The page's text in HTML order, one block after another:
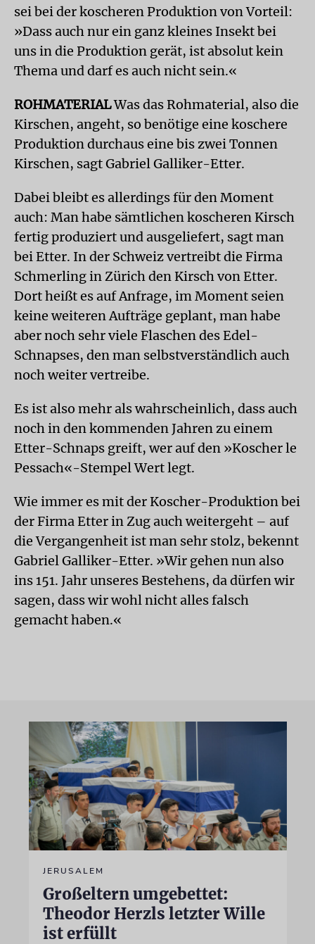
sei bei der koscheren Produktion von Vorteil:
»Dass auch nur ein ganz kleines Insekt bei
uns in die Produktion gerät, ist absolut kein
Thema und darf es auch nicht sein.«
ROHMATERIALWas das Rohmaterial, also die
Kirschen, angeht, so benötige eine koschere
Produktion durchaus eine bis zwei Tonnen
Kirschen, sagt Gabriel Galliker-Etter.
Dabei bleibt es allerdings für den Moment
auch: Man habe sämtlichen koscheren Kirsch
fertig produziert und ausgeliefert, sagt man
bei Etter. In der Schweiz vertreibt die Firma
Schmerling in Zürich den Kirsch von Etter.
Dort heißt es auf Anfrage, im Moment seien
keine weiteren Aufträge geplant, man habe
aber noch sehr viele Flaschen des Edel-
Schnapses, den man selbstverständlich auch
noch weiter vertreibe.
Es ist also mehr als wahrscheinlich, dass auch
noch in den kommenden Jahren zu einem
Etter-Schnaps greift, wer auf den »Koscher le
Pessach«-Stempel Wert legt.
Wie immer es mit der Koscher-Produktion bei
der Firma Etter in Zug auch weitergeht – auf
die Vergangenheit ist man sehr stolz, bekennt
Gabriel Galliker-Etter. »Wir gehen nun also
ins 151. Jahr unseres Bestehens, da dürfen wir
sagen, dass wir wohl nicht alles falsch
gemacht haben.«
JERUSALEM
Großeltern umgebettet:
Theodor Herzls letzter Wille
ist erfüllt